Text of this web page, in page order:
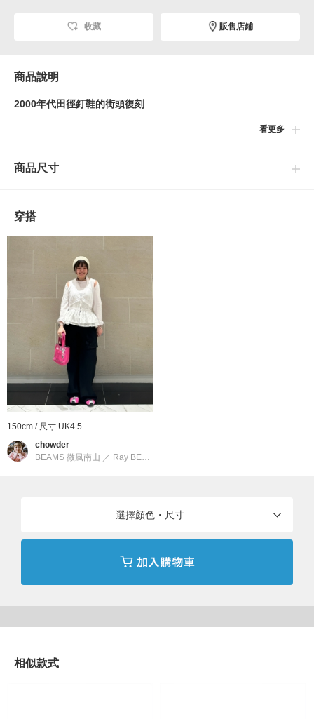
收藏 販售店鋪
商品說明
2000年代田徑釘鞋的街頭復刻
〈PUMA〉以2003年推出的競速釘鞋Harambee為靈感，將H-
鞋型保有釘鞋的流線外觀。Formstrip側標、鞋舌與鞋頭的品牌壓
如遇包裝紙或鞋盒破損但商品無不良的狀況，將照常出貨。
※本鞋款尺寸採用UK標示，cm對照僅供參考。
到店詢問時請告知店員下方的商品編號
商品編號：14-31-0381-098
商品詳細
性別 ：
看更多
商品尺寸
穿搭
150cm / 尺寸 UK4.5
chowder
BEAMS 微風南山 ／ Ray BEAMS
選擇顏色・尺寸
相似款式